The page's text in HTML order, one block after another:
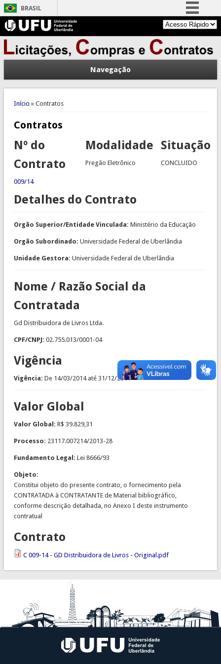
BRASIL
Simplifique!
Comunica BR
Participe
Acesso à informação
Legislação
Navegação
Você está aqui
Início » Contratos
Contratos
Nº do
Contrato
009/14
Modalidade
Pregão Eletrônico
Situação
CONCLUIDO
Detalhes do Contrato
Orgão Superior/Entidade Vinculada: Ministério da Educação
Orgão Subordinado: Universidade Federal de Uberlândia
Unidade Gestora: Universidade Federal de Uberlândia
Nome / Razão Social da
Contratada
Gd Distribuidora de Livros Ltda.
CPF/CNPJ: 02.755.013/0001-04
Vigência
Vigência: De 14/03/2014até 31/12/2014
Valor Global
Valor Global: R$ 39.829,31
Processo: 23117.007214/2013-28
Fundamento Legal: Lei 8666/93
Objeto:
Constitui objeto do presente contrato, o fornecimento pela
CONTRATADA à CONTRATANTE de Material bibliográfico,
conforme descrição detalhada, no Anexo I deste instrumento
contratual
Contrato
C 009-14 - GD Distribuidora de Livros - Original.pdf